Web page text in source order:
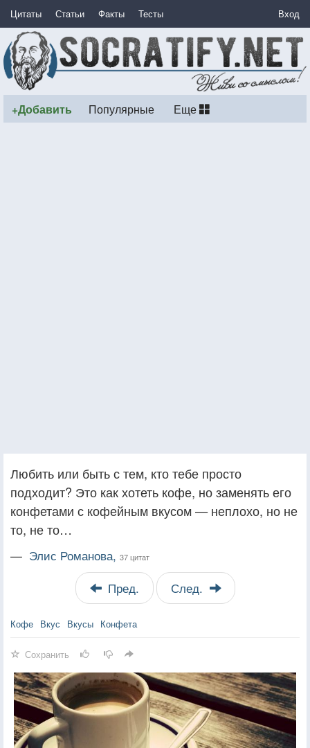
Цитаты Статьи Факты Тесты Вход
+Добавить Популярные Еще
Любить или быть с тем, кто тебе просто
подходит? Это как хотеть кофе, но заменять его
конфетами с кофейным вкусом — неплохо, но не
то, не то…
— Элис Романова, 37 цитат
Пред. След.
Кофе Вкус Вкусы Конфета
Сохранить